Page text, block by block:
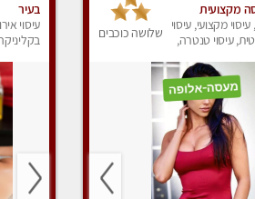
מקצועית
מוזמן לחוויה
מקצועי, עיסוי
עיסוי טנטרה,
שלושה כוכבים
בעיר
עיסוי